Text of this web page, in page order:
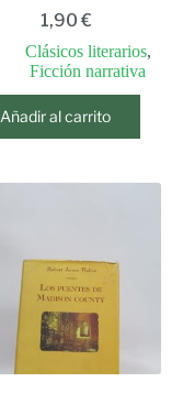
1,90 €
Clásicos literarios,
Ficción narrativa
Añadir al carrito